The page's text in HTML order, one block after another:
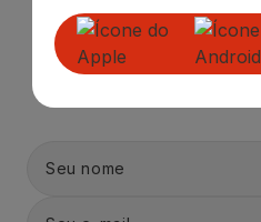
Receba nossas